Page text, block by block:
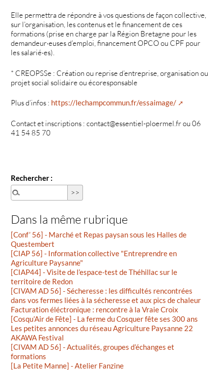
Elle permettra de répondre à vos questions de façon collective,
sur l’organisation, les contenus et le financement de ces
formations (prise en charge par la Région Bretagne pour les
demandeur·euses d’emploi, financement OPCO ou CPF pour
les salarié·es).
* CREOPSSe : Création ou reprise d’entreprise, organisation ou
projet social solidaire ou écoresponsable
Plus d’infos : https://lechampcommun.fr/essaimage/
Contact et inscriptions : contact@essentiel-ploermel.fr ou 06
41 54 85 70
Rechercher :
Dans la même rubrique
[Conf’ 56] - Marché et Repas paysan sous les Halles de
Questembert
[CIAP 56] - Information collective "Entreprendre en
Agriculture Paysanne"
[CIAP44] - Visite de l’espace-test de Théhillac sur le
territoire de Redon
[CIVAM AD 56] - Sécheresse : les difficultés rencontrées
dans vos fermes liées à la sécheresse et aux pics de chaleur
Facturation éléctronique : rencontre à la Vraie Croix
[Cosqu’Air de Fête] - La ferme du Cosquer fête ses 300 ans
Les petites annonces du réseau Agriculture Paysanne 22
AKAWA Festival
[CIVAM AD 56] - Actualités, groupes d’échanges et
formations
[La Petite Manne] - Atelier Fanzine